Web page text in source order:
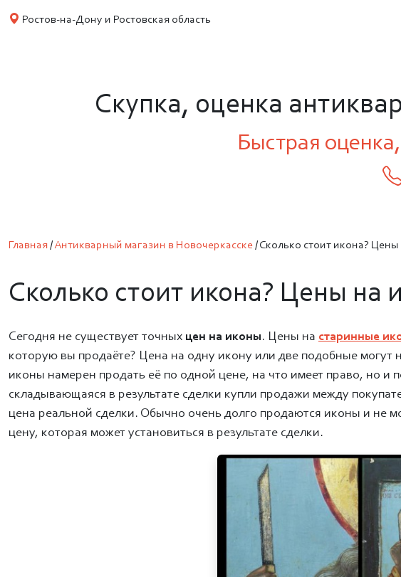
Ростов-на-Дону и Ростовская область
Скупка, оценка
Быстрая
Главная/Антикварный магазин в Новочеркасске/Сколько стоит икона?
Сколько стоит икона? Цены на
Сегодня не существует точных цен на иконы. Цены на старинные
которую вы продаёте? Цена на одну икону или две подобные могут
иконы намерен продать её по одной цене, на что имеет право, но и
складывающаяся в результате сделки купли продажи между
цена реальной сделки. Обычно очень долго продаются иконы и не
цену, которая может установиться в результате сделки.